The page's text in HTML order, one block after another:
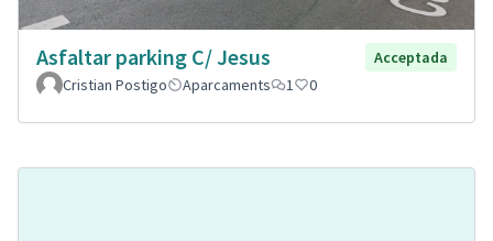
Asfaltar parking C/ Jesus
Acceptada
Cristian Postigo
Aparcaments 1 0